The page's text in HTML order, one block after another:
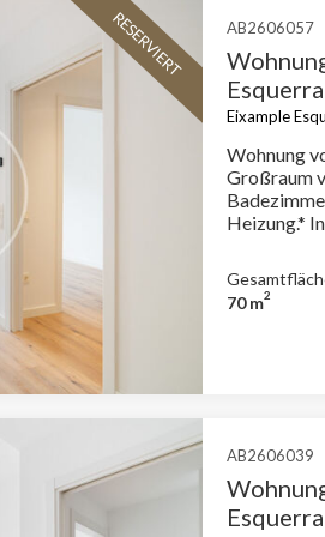
RESERVIERT AB2606057
Eixample
Wohnung
Großraum
Heizung.*
Für diese
über
70 m2
AB2606039